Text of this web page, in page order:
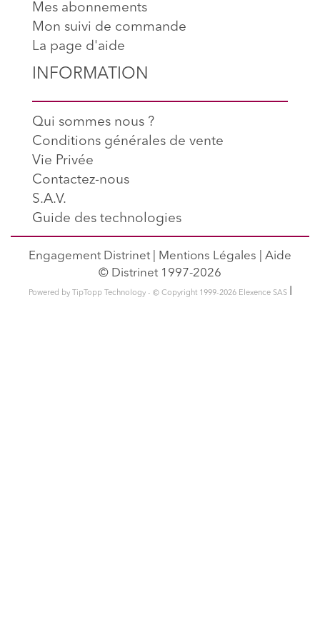
Mes abonnements
Mon suivi de commande
La page d'aide
INFORMATION
Qui sommes nous ?
Conditions générales de vente
Vie Privée
Contactez-nous
S.A.V.
Guide des technologies
Engagement Distrinet Mentions Légales
Aide
© Distrinet 1997-2026
Powered by TipTopp Technology - © Copyright 1999-2026 Elexence SAS